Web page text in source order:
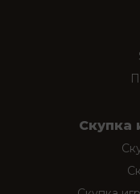
Скупка